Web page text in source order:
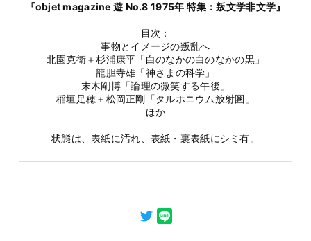
『objet magazine 遊 No.8 1975年 特集：叛文学非文学』
目次：
事物とイメージの叛乱へ
北園克衛＋杉浦康平「白のなかの白のなかの黒」
龍胆寺雄「神さまの科学」
末木剛博「論理の微笑する午後」
稲垣足穂＋松岡正剛「タルホニウム放射圏」
ほか
状態は、表紙に汚れ、表紙・裏表紙にシミ有。